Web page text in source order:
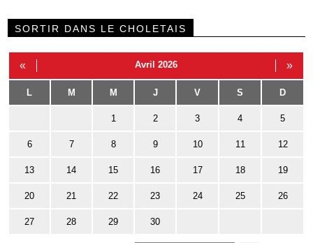
SORTIR DANS LE CHOLETAIS
« Avril 2026 »
L M M J V S D
1 2 3 4 5
6 7 8 9 10 11 12
13 14 15 16 17 18 19
20 21 22 23 24 25 26
27 28 29 30